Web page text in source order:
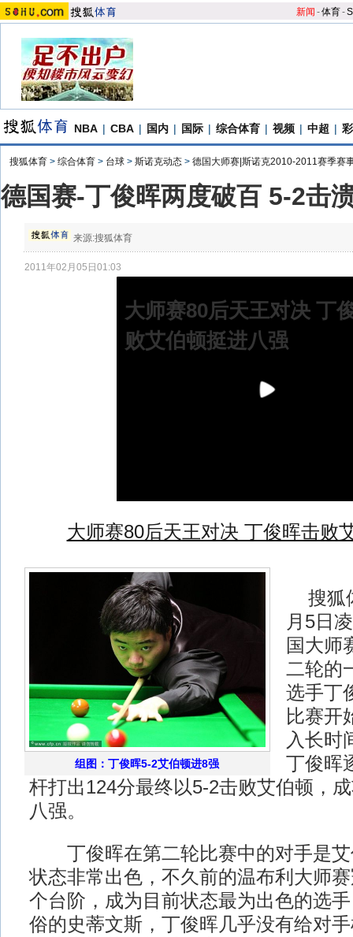
新闻 -体育-S
NBA | CBA | 国内 | 国际 | 综合体育 | 视频 | 中超 |
搜狐体育 > 综合体育 > 台球 > 斯诺克动态 > 德国大师赛|斯诺克2010-2011赛季赛
德国赛-丁俊晖两度破百 5-2击
来源:搜狐体育
2011年02月05日01:03
大师赛80后天王对决 丁
败艾伯顿挺进八强
大师赛80后天王对决 丁俊晖击败
组图：丁俊晖5-2艾伯顿进8强
搜狐
月5日
国大师
二轮的
选手丁
比赛开
入长时
丁俊晖
杆打出124分最终以5-2击败艾伯顿，
八强。
丁俊晖在第二轮比赛中的对手是艾
状态非常出色，不久前的温布利大师
个台阶，成为目前状态最为出色的选
俗的史蒂文斯，丁俊晖几乎没有给对